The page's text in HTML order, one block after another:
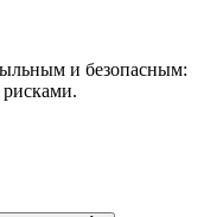
и безопасным:
рисками.